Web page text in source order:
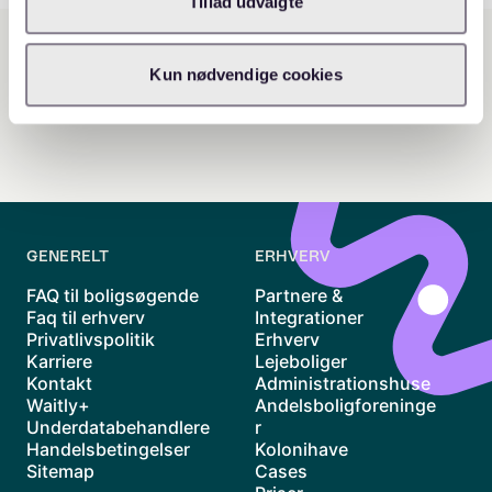
Kun nødvendige cookies
GENERELT
FAQ til boligsøgende
Faq til erhverv
Privatlivspolitik
Karriere
Kontakt
Waitly+
Underdatabehandlere
Handelsbetingelser
Sitemap
ERHVERV
Partnere &
Integrationer
Erhverv
Lejeboliger
Administrationshuse
Andelsboligforeninge
r
Kolonihave
Cases